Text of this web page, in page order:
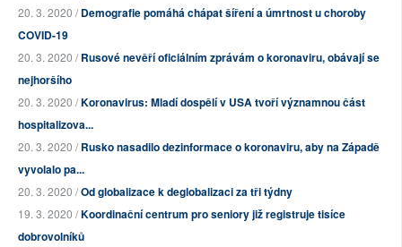
20. 3. 2020 /Demografie pomáhá chápat šíření a úmrtnost u choroby
COVID-19
20. 3. 2020 /Rusové nevěří oficiálním zprávám o koronaviru, obávají se
nejhoršího
20. 3. 2020 /Koronavirus: Mladí dospělí v USA tvoří významnou část
hospitalizova...
20. 3. 2020 /Rusko nasadilo dezinformace o koronaviru, aby na Západě
vyvolalo pa...
20. 3. 2020 /Od globalizace k deglobalizaci za tři týdny
19. 3. 2020 /Koordinační centrum pro seniory již registruje tisíce
dobrovolníků